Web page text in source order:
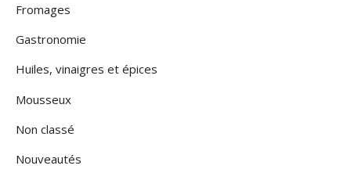
Fromages
Gastronomie
Huiles, vinaigres et épices
Mousseux
Non classé
Nouveautés